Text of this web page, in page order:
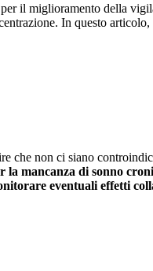
il miglioramento della
In questo
che non ci siano
mancanza di sonno
eventuali effetti